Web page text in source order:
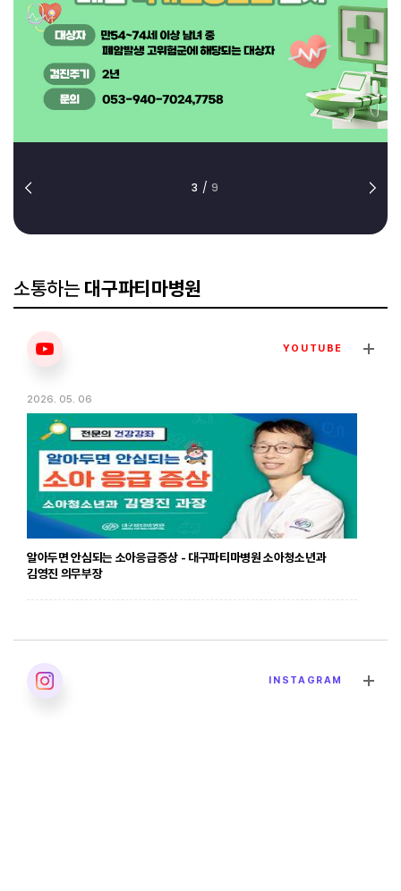
3 / 9
소통하는 대구파티마병원
YOUTUBE
2026. 05. 06
알아두면 안심되는 소아응급증상 - 대구파티마병원 소아청소년과
김영진 의무부장
INSTAGRAM